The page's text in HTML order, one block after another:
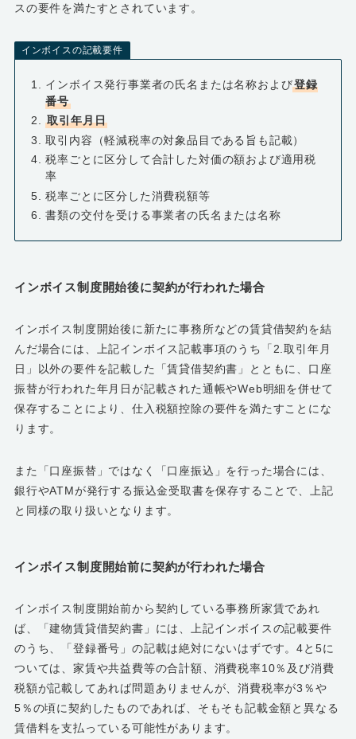
スの要件を満たすとされています。
インボイスの記載要件
インボイス発行事業者の氏名または名称および登録
番号
取引年月日
取引内容（軽減税率の対象品目である旨も記載）
税率ごとに区分して合計した対価の額および適用税
率
税率ごとに区分した消費税額等
書類の交付を受ける事業者の氏名または名称
インボイス制度開始後に契約が行われた場合
インボイス制度開始後に新たに事務所などの賃貸借契約を結
んだ場合には、上記インボイス記載事項のうち「2.取引年月
日」以外の要件を記載した「賃貸借契約書」とともに、口座
振替が行われた年月日が記載された通帳やWeb明細を併せて
保存することにより、仕入税額控除の要件を満たすことにな
ります。
また「口座振替」ではなく「口座振込」を行った場合には、
銀行やATMが発行する振込金受取書を保存することで、上記
と同様の取り扱いとなります。
インボイス制度開始前に契約が行われた場合
インボイス制度開始前から契約している事務所家賃であれ
ば、「建物賃貸借契約書」には、上記インボイスの記載要件
のうち、「登録番号」の記載は絶対にないはずです。4と5に
ついては、家賃や共益費等の合計額、消費税率10％及び消費
税額が記載してあれば問題ありませんが、消費税率が3％や
5％の頃に契約したものであれば、そもそも記載金額と異なる
賃借料を支払っている可能性があります。